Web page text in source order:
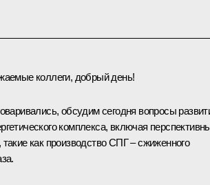
коллеги, добрый день!
обсудим сегодня вопросы
комплекса, включая
такие как производство СПГ – сжиженного